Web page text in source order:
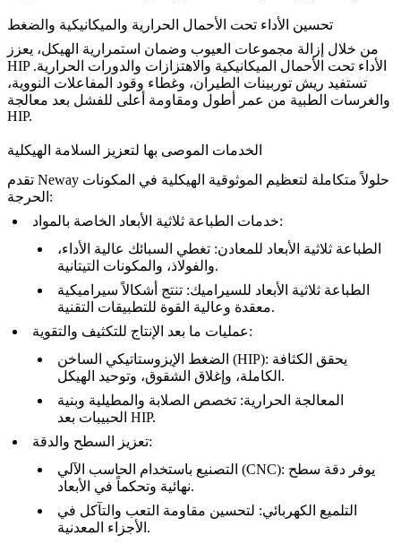
تحسين الأداء تحت الأحمال الحرارية والميكانيكية والضغط
من خلال إزالة مجموعات العيوب وضمان استمرارية الهيكل، يعزز
HIP الأداء تحت الأحمال الميكانيكية والاهتزازات والدورات الحرارية.
تستفيد ريش توربينات الطيران، وغطاء وقود المفاعلات النووية،
والغرسات الطبية من عمر أطول ومقاومة أعلى للفشل بعد معالجة
HIP.
الخدمات الموصى بها لتعزيز السلامة الهيكلية
تقدم Neway حلولاً متكاملة لتعظيم الموثوقية الهيكلية في المكونات
الحرجة:
خدمات الطباعة ثلاثية الأبعاد الخاصة بالمواد:
الطباعة ثلاثية الأبعاد للمعادن: تغطي السبائك عالية الأداء،
والفولاذ، والمكونات التيتانية.
الطباعة ثلاثية الأبعاد للسيراميك: تنتج أشكالاً سيراميكية
معقدة وعالية القوة للتطبيقات التقنية.
عمليات ما بعد الإنتاج للتكثيف والتقوية:
الضغط الإيزوستاتيكي الساخن (HIP): يحقق الكثافة
الكاملة، وإغلاق الشقوق، وتوحيد الهيكل.
المعالجة الحرارية: تخصص الصلابة والمطيلية وبنية
الحبيبات بعد HIP.
تعزيز السطح والدقة:
التصنيع باستخدام الحاسب الآلي (CNC): يوفر دقة سطح
نهائية وتحكماً في الأبعاد.
التلميع الكهربائي: لتحسين مقاومة التعب والتآكل في
الأجزاء المعدنية.